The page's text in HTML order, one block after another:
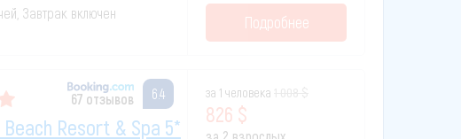
Завтрак включен
Подробнее
67 отзывов 6.4
Resort & Spa 5*
за 1 человека
826 $